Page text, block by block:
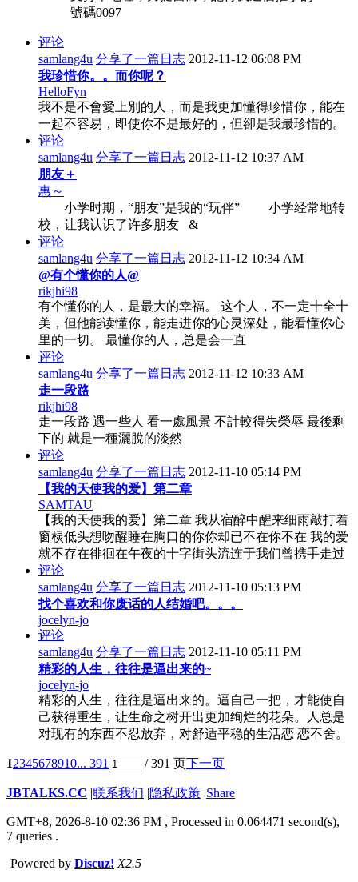
號碼0097
评论
samlang4u 分享了一篇日志 2012-11-12 06:08 PM
我珍惜你。。而你呢？
HelloFyn
我不是不會愛上別的人，而是我更加懂得珍惜你，能在
一起不容易，即使你不是最好的，但卻是我最珍惜的。
评论
samlang4u 分享了一篇日志 2012-11-12 10:37 AM
朋友＋
惠～
小学时期，“朋友”是我的“玩伴” 小学经常地转
校，让我认识了许多朋友 &
评论
samlang4u 分享了一篇日志 2012-11-12 10:34 AM
@有个懂你的人@
rikjhi98
有个懂你的人，是最大的幸福。 这个人，不一定十全十
美，但他能读懂你，能走进你的心灵深处，能看懂你心
里的一切。 最懂你的人，总是会一直
评论
samlang4u 分享了一篇日志 2012-11-12 10:33 AM
走一段路
rikjhi98
走一段路 遇一些人 看一處風景 不計較得失榮辱 最後剩
下的 就是一種灑脫的淡然
评论
samlang4u 分享了一篇日志 2012-11-10 05:14 PM
【我的天使我的爱】第二章
SAMTAU
【我的天使我的爱】第二章 我从宿醉中醒来细雨敲打着
窗棂低头想吻醒睡在胸口的你你却已不在你不在 我的爱
就不存在徘徊在午夜的十字街头流连于我们曾携手走过
评论
samlang4u 分享了一篇日志 2012-11-10 05:13 PM
找个喜欢和你废话的人结婚吧。。。
jocelyn-jo
评论
samlang4u 分享了一篇日志 2012-11-10 05:11 PM
精彩的人生，往往是逼出来的~
jocelyn-jo
精彩的人生，往往是逼出来的。逼自己一把，才能使自
己获得重生，让生命之树开出更加绚烂的花朵。人总是
对现有的东西不忍放弃，对舒适平稳的生活恋 恋不舍。
12345678910... 391 / 391 页下一页
JBTALKS.CC |联系我们 |隐私政策 |Share
GMT+8, 2026-8-10 02:36 PM , Processed in 0.064471 second(s),
7 queries .
Powered by Discuz! X2.5